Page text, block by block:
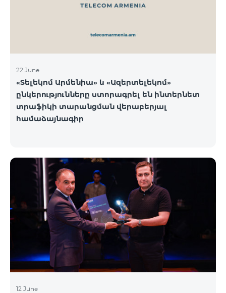
22 June
«Տելեկոմ Արմենիա» և «Ազերտելեկոմ»
ընկերությունները ստորագրել են ինտերնետ
տրաֆիկի տարանցման վերաբերյալ
համաձայնագիր
12 June